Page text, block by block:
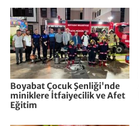
Boyabat Çocuk Şenliği'nde
miniklere İtfaiyecilik ve Afet
Eğitim